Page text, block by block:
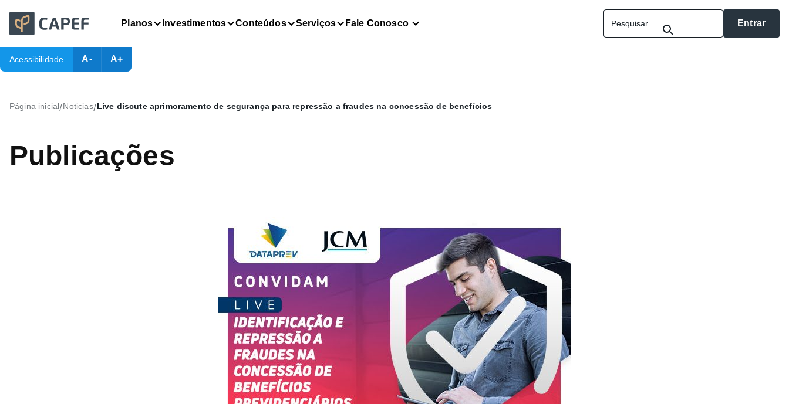
Planos Investimentos Conteúdos Serviços Fale Conosco Entrar
Acessibilidade A- A+
Página inicial/Noticias/Live discute aprimoramento de segurança para repressão a fraudes na concessão de benefícios
Publicações